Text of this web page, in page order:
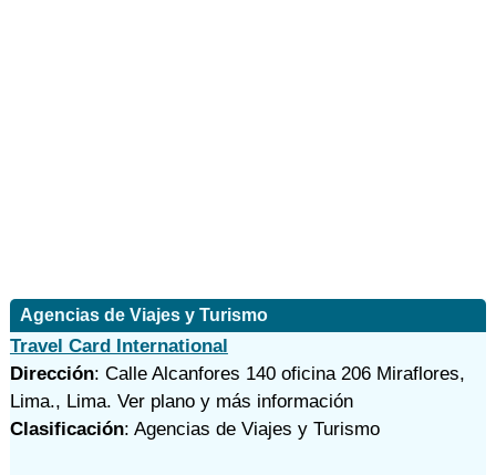
Agencias de Viajes y Turismo
Travel Card International
Dirección: Calle Alcanfores 140 oficina 206 Miraflores,
Lima., Lima. Ver plano y más información
Clasificación: Agencias de Viajes y Turismo